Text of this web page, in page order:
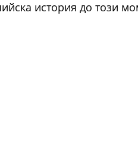
история до този